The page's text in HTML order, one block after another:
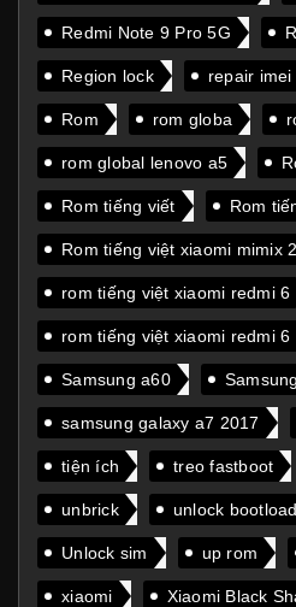
Redmi Note 9 Pro 5G
Region lock repair imei
Rom rom globa
rom global lenovo a5
Rom tiếng viết Rom
Rom tiếng việt xiaomi mimix
rom tiếng việt xiaomi redmi 6
rom tiếng việt xiaomi redmi 6
Samsung a60
samsung galaxy a7 2017
tiện ích treo fastboot
unbrick unlock
Unlock sim up rom
xiaomi Xiaomi Black